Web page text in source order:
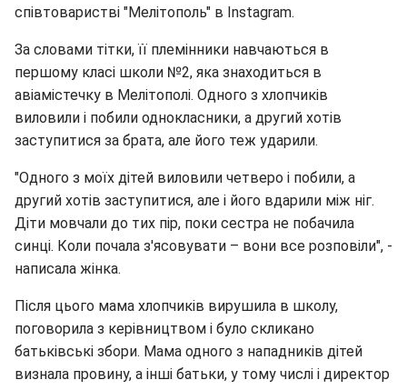
співтоваристві "Мелітополь" в Instagram.
За словами тітки, її племінники навчаються в
першому класі школи №2, яка знаходиться в
авіамістечку в Мелітополі. Одного з хлопчиків
виловили і побили однокласники, а другий хотів
заступитися за брата, але його теж ударили.
"Одного з моїх дітей виловили четверо і побили, а
другий хотів заступитися, але і його вдарили між ніг.
Діти мовчали до тих пір, поки сестра не побачила
синці. Коли почала з'ясовувати – вони все розповіли", -
написала жінка.
Після цього мама хлопчиків вирушила в школу,
поговорила з керівництвом і було скликано
батьківські збори. Мама одного з нападників дітей
визнала провину, а інші батьки, у тому числі і директор